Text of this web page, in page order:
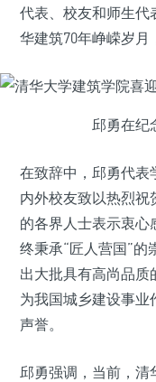
代表、校友和师生代
华建筑70年峥嵘岁月
邱勇在纪
在致辞中，邱勇代表
内外校友致以热烈祝
的各界人士表示衷心
终秉承“匠人营国”
出大批具有高尚品质
为我国城乡建设事
声誉。
邱勇强调，当前，清